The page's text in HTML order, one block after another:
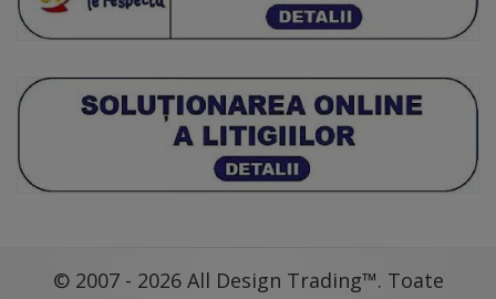
© 2007 - 2026 All Design Trading™. Toate